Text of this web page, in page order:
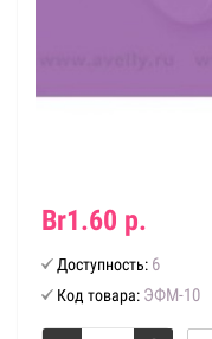
Br1.60 р.
Доступность: 6
Код товара: ЭФМ-10